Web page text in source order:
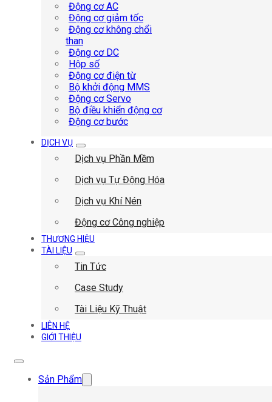
Động cơ AC
Động cơ giảm tốc
Động cơ không chổi
than
Động cơ DC
Hộp số
Động cơ điện từ
Bộ khởi động MMS
Động cơ Servo
Bộ điều khiển động cơ
Động cơ bước
DỊCH VỤ
Dịch vụ Phần Mềm
Dịch vụ Tự Động Hóa
Dịch vụ Khí Nén
Động cơ Công nghiệp
THƯƠNG HIỆU
TÀI LIỆU
Tin Tức
Case Study
Tài Liệu Kỹ Thuật
LIÊN HỆ
GIỚI THIỆU
Sản Phẩm